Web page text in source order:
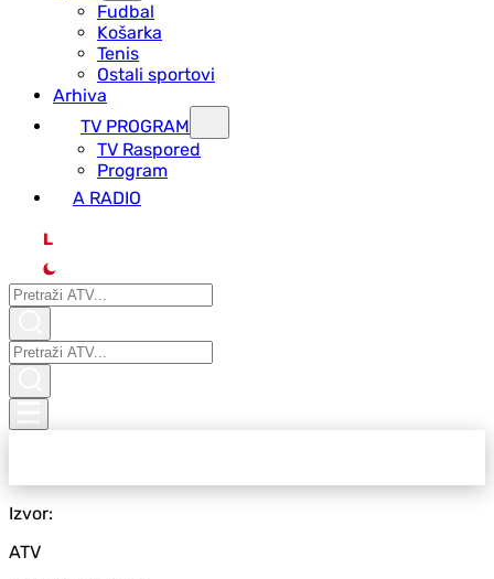
Fudbal
Košarka
Tenis
Ostali sportovi
Arhiva
TV PROGRAM
ТV Raspored
Program
A RADIO
L
Izvor:
ATV